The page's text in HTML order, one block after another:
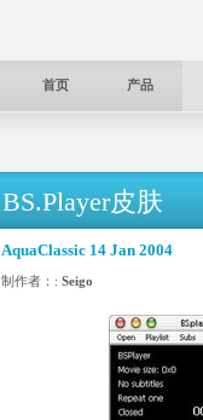
首页 产品
BS.Player皮肤
AquaClassic 14 Jan 2004
制作者：: Seigo